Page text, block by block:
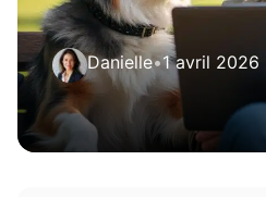
Danielle•1 avril 2026